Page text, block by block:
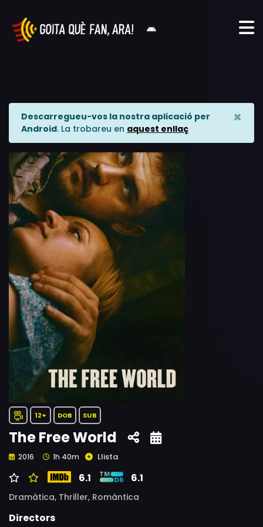
Descarregueu-vos la nostra aplicació per
Android. La trobareu en aquest enllaç
×
12+ DOB SUB
The Free World
2016 1h 40m Llista
6.1 6.1
Dramàtica, Thriller, Romàntica
Directors